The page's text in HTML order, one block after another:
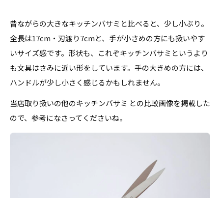
昔ながらの大きなキッチンバサミと比べると、少し小ぶり。
全長は17cm・刃渡り7cmと、手が小さめの方にも扱いやす
いサイズ感です。形状も、これぞキッチンバサミというより
も文具はさみに近い形をしています。手の大きめの方には、
ハンドルが少し小さく感じるかもしれません。
当店取り扱いの他のキッチンバサミ との比較画像を掲載した
ので、参考になさってくださいね。